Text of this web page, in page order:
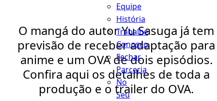
Equipe
História
Trabalhe
Conosco
Fechar
Parceria
No
Seu
O mangá do autor Yu Sasuga já tem
previsão de receber adaptação para
anime e um OVA de dois episódios.
Confira aqui os detalhes de toda a
produção e o trailer do OVA.